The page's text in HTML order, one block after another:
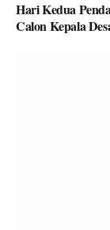
Hari Kedua
Calon Kepala